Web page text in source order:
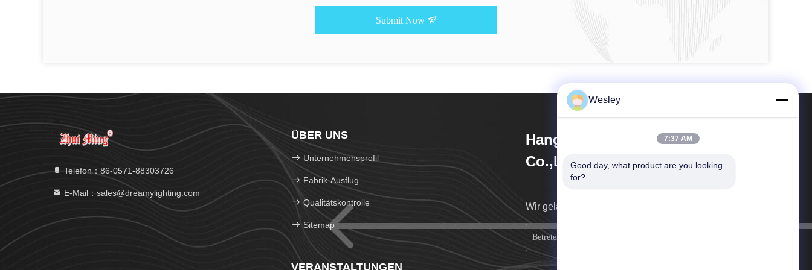
Submit Now
Telefon：86-0571-88303726
E-Mail：sales@dreamylighting.com
ÜBER UNS
Unternehmensprofil
Fabrik-Ausflug
Qualitätskontrolle
Sitemap
VERANSTALTUNGEN
Hangzhou Dreamy Technology
Co.,Ltd
Wir gelangen zurück an Sie so bald wie möglich.
Wesley
7:37 AM
Good day, what product are you looking
for?